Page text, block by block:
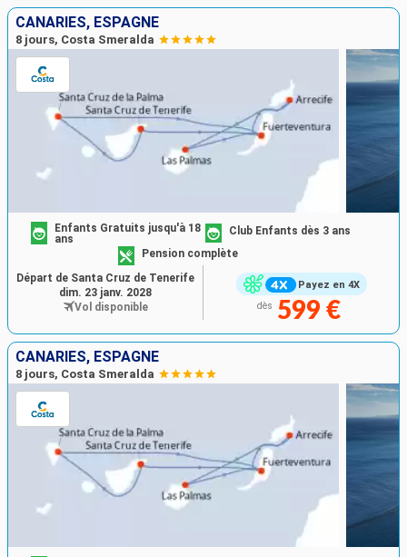
CANARIES, ESPAGNE
8 jours, Costa Smeralda
Payez en 4X
Enfants Gratuits jusqu'à 18
ans
Club Enfants dès 3 ans
Pension complète
dès 599 €
Départ de Santa Cruz de Tenerife
dim. 23 janv. 2028
Vol disponible
CANARIES, ESPAGNE
8 jours, Costa Smeralda